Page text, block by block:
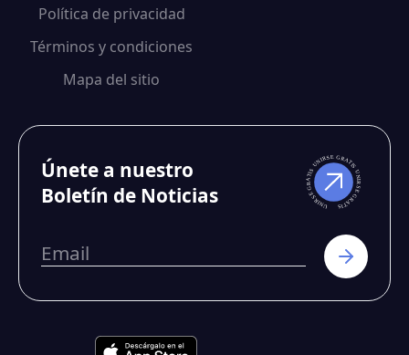
Política de privacidad
Términos y condiciones
Mapa del sitio
Únete a nuestro
Boletín de Noticias